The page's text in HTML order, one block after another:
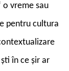
o vreme sau
pentru cultura
în ce șir ar